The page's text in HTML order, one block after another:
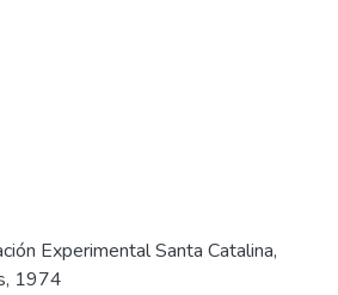
Experimental Santa Catalina,
1974